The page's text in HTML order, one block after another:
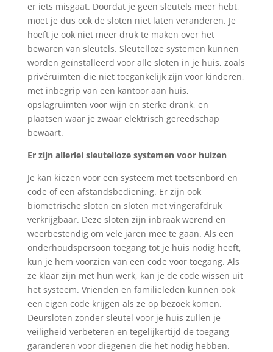
er iets misgaat. Doordat je geen sleutels meer hebt,
moet je dus ook de sloten niet laten veranderen. Je
hoeft je ook niet meer druk te maken over het
bewaren van sleutels. Sleutelloze systemen kunnen
worden geïnstalleerd voor alle sloten in je huis, zoals
privéruimten die niet toegankelijk zijn voor kinderen,
met inbegrip van een kantoor aan huis,
opslagruimten voor wijn en sterke drank, en
plaatsen waar je zwaar elektrisch gereedschap
bewaart.
Er zijn allerlei sleutelloze systemen voor huizen
Je kan kiezen voor een systeem met toetsenbord en
code of een afstandsbediening. Er zijn ook
biometrische sloten en sloten met vingerafdruk
verkrijgbaar. Deze sloten zijn inbraak werend en
weerbestendig om vele jaren mee te gaan. Als een
onderhoudspersoon toegang tot je huis nodig heeft,
kun je hem voorzien van een code voor toegang. Als
ze klaar zijn met hun werk, kan je de code wissen uit
het systeem. Vrienden en familieleden kunnen ook
een eigen code krijgen als ze op bezoek komen.
Deursloten zonder sleutel voor je huis zullen je
veiligheid verbeteren en tegelijkertijd de toegang
garanderen voor diegenen die het nodig hebben.